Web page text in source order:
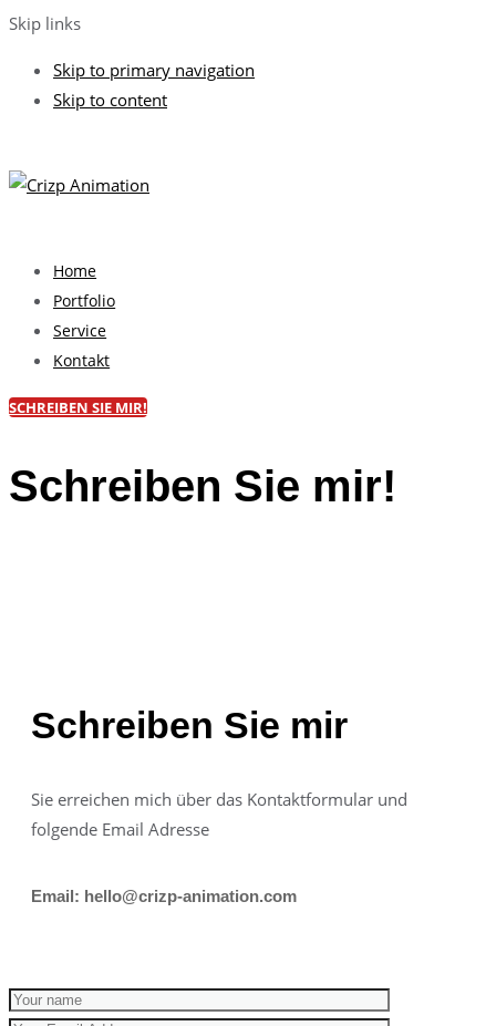
Skip links
Skip to primary navigation
Skip to content
Home
Portfolio
Service
Kontakt
SCHREIBEN SIE MIR!
Schreiben Sie mir!
Schreiben Sie mir
Sie erreichen mich über das Kontaktformular und
folgende Email Adresse
Email: hello@crizp-animation.com
Please leave this field empty.